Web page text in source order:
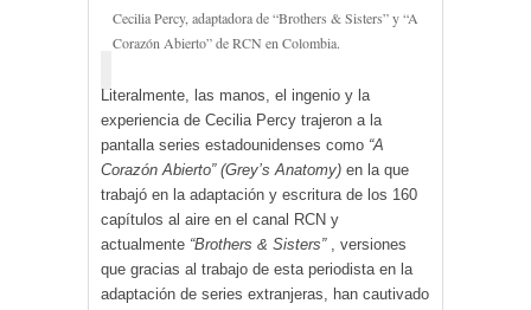
Cecilia Percy, adaptadora de “Brothers & Sisters” y “A
Corazón Abierto” de RCN en Colombia.
Literalmente, las manos, el ingenio y la
experiencia de Cecilia Percy trajeron a la
pantalla series estadounidenses como “A
Corazón Abierto” (Grey’s Anatomy) en la que
trabajó en la adaptación y escritura de los 160
capítulos al aire en el canal RCN y
actualmente “Brothers & Sisters” , versiones
que gracias al trabajo de esta periodista en la
adaptación de series extranjeras, han cautivado